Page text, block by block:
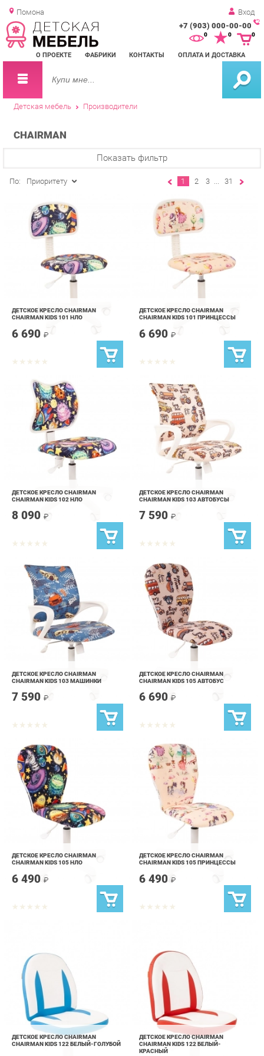
Помона Вход
+7 (903) 000-00-00
О ПРОЕКТЕ ФАБРИКИ КОНТАКТЫ ОПЛАТА И ДОСТАВКА
0 0
Детская мебель Производители
CHAIRMAN
ДЕТСКОЕ КРЕСЛО CHAIRMAN
6 690₽
ДЕТСКОЕ КРЕСЛО CHAIRMAN
6 690₽
CHAIRMAN KIDS 102 НЛО
8 090₽
ДЕТСКОЕ КРЕСЛО CHAIRMAN
CHAIRMAN KIDS 103 АВТОБУСЫ
7 590₽
ДЕТСКОЕ КРЕСЛО CHAIRMAN
CHAIRMAN KIDS 103 МАШИНКИ
7 590₽
ДЕТСКОЕ КРЕСЛО CHAIRMAN
CHAIRMAN KIDS 105 АВТОБУС
6 690₽
ДЕТСКОЕ КРЕСЛО CHAIRMAN
CHAIRMAN KIDS 105 НЛО
ДЕТСКОЕ КРЕСЛО CHAIRMAN
CHAIRMAN KIDS 105 ПРИНЦЕССЫ
ДЕТСКОЕ КРЕСЛО CHAIRMAN
CHAIRMAN KIDS 122 БЕЛЫЙ-ГОЛУБОЙ
5 390₽
ДЕТСКОЕ КРЕСЛО CHAIRMAN
CHAIRMAN KIDS 122 БЕЛЫЙ-
КРАСНЫЙ
5 390₽